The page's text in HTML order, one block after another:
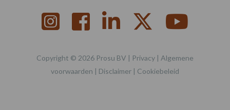
Copyright © 2026 Prosu BV | Privacy | Algemene
voorwaarden | Disclaimer | Cookiebeleid